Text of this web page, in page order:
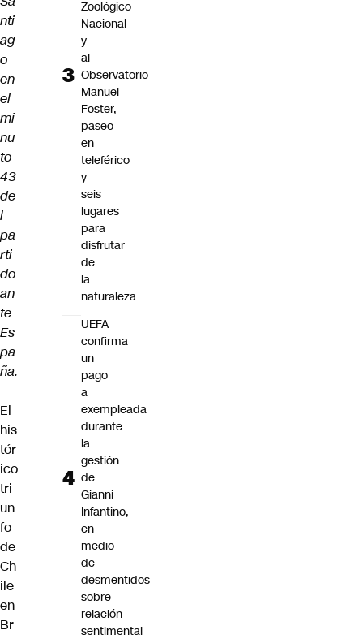
nti
ag
o
en
el
mi
nu
to
43
de
l
pa
rti
do
an
te
Es
pa
ña.
El
his
tór
ico
tri
un
fo
de
Ch
ile
en
Br
Zoológico
Nacional
y
al
Observatorio
Manuel
Foster,
paseo
en
teleférico
y
seis
lugares
para
disfrutar
de
la
naturaleza
UEFA
confirma
un
pago
a
exempleada
durante
la
gestión
de
Gianni
Infantino,
en
medio
de
desmentidos
sobre
relación
sentimental